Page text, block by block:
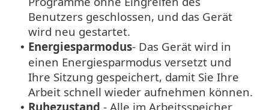
Benutzers geschlossen, und das Gerät
wird neu gestartet.
• Energiesparmodus- Das Gerät wird in
einen Energiesparmodus versetzt und
Ihre Sitzung gespeichert, damit Sie Ihre
Arbeit schnell wieder aufnehmen können.
• Ruhezustand - Alle im Arbeitsspeicher